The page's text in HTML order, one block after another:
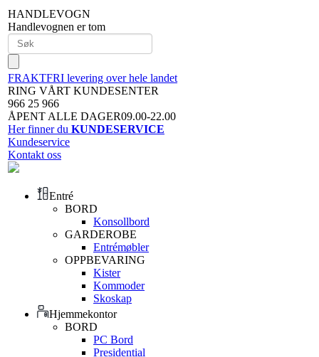
HANDLEVOGN
Handlevognen er tom
FRAKTFRI levering over hele landet
RING VÅRT KUNDESENTER
966 25 966
ÅPENT ALLE DAGER09.00-22.00
Her finner du KUNDESERVICE
Kundeservice
Kontakt oss
Entré
BORD
Konsollbord
GARDEROBE
Entrémøbler
OPPBEVARING
Kister
Kommoder
Skoskap
Hjemmekontor
BORD
PC Bord
Presidential